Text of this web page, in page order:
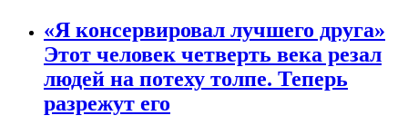
«Я консервировал лучшего друга»
Этот человек четверть века резал
людей на потеху толпе. Теперь
разрежут его